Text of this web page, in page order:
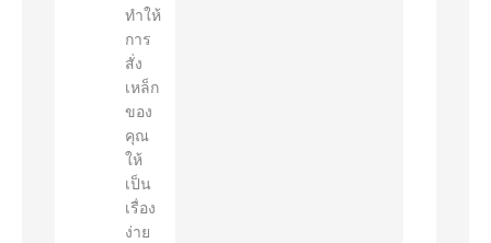
ทำให้
การ
สั่ง
เหล็ก
ของ
คุณ
ให้
เป็น
เรื่อง
ง่าย